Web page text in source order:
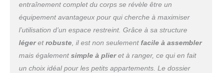
réglages du dossier et 4 réglages du siège.
2 paires de bandes de résistance – Vous
recevrez également 2 bandes de résistance
comme fixation, les bandes seront l'excellent
assistant pour vos programmes de fitness ou de
perte de poids efficaces, peu importe si vous
êtes un débutant ou un expert, les bandes
entraînement complet du corps se révèle être un
équipement avantageux pour qui cherche à maximiser
l’utilisation d’un espace restreint. Grâce à sa structure
légeretrobuste, il est non seulementfacile à assembler
mais égalementsimple à plieret à ranger, ce qui en fait
un choix idéal pour les petits appartements. Le dossier